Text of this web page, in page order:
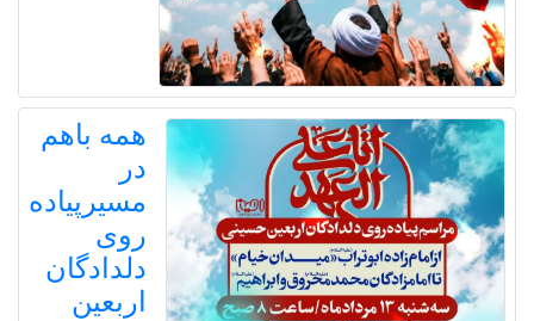
همه باهم
در
مسیرپیاده
روی
دلدادگان
اربعین